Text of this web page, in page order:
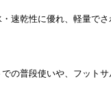
速乾性に優れ、軽量で
の普段使いや、フット